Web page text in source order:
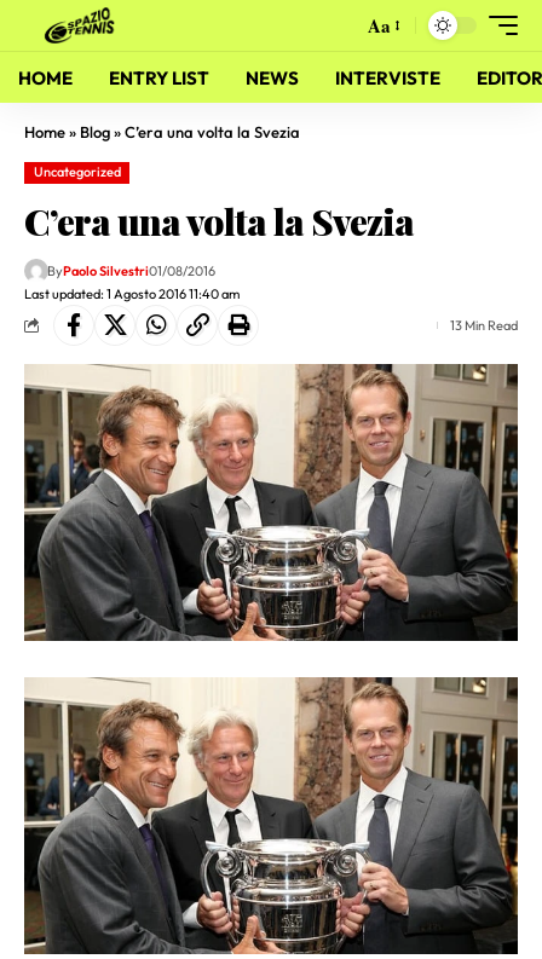
Aa
HOME ENTRY LIST NEWS INTERVISTE
Home» Blog»C’era una volta la Svezia
Uncategorized
C’era una volta la Svezia
Last updated: 1 Agosto 2016 11:40 am
ByPaolo Silvestri01/08/2016
13 Min Read